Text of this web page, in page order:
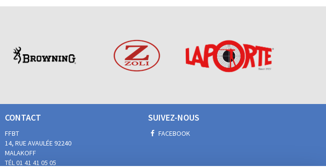
CONTACT
FFBT
14, RUE AVAULÉE92240
MALAKOFF
TÉL 01 41 41 05 05
SUIVEZ-NOUS
FACEBOOK